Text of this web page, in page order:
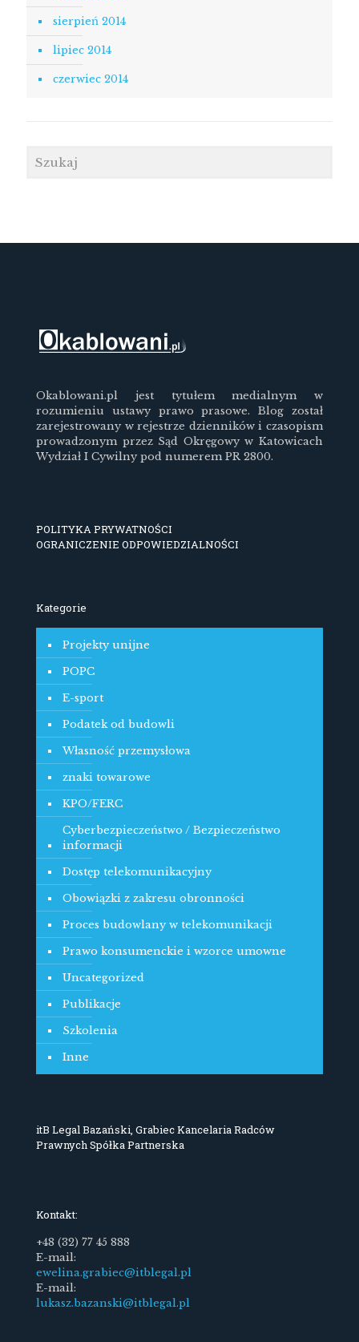
sierpień 2014
lipiec 2014
czerwiec 2014
Okablowani.pl jest tytułem medialnym w
rozumieniu ustawy prawo prasowe. Blog został
zarejestrowany w rejestrze dzienników i czasopism
prowadzonym przez Sąd Okręgowy w Katowicach
Wydział I Cywilny pod numerem PR 2800.
POLITYKA PRYWATNOŚCI
OGRANICZENIE ODPOWIEDZIALNOŚCI
Kategorie
Projekty unijne
POPC
E-sport
Podatek od budowli
Własność przemysłowa
znaki towarowe
KPO/FERC
Cyberbezpieczeństwo / Bezpieczeństwo
informacji
Dostęp telekomunikacyjny
Obowiązki z zakresu obronności
Proces budowlany w telekomunikacji
Prawo konsumenckie i wzorce umowne
Uncategorized
Publikacje
Szkolenia
Inne
itB Legal Bazański, Grabiec Kancelaria Radców
Prawnych Spółka Partnerska
Kontakt:
+48 (32) 77 45 888
E-mail:
ewelina.grabiec@itblegal.pl
E-mail:
lukasz.bazanski@itblegal.pl